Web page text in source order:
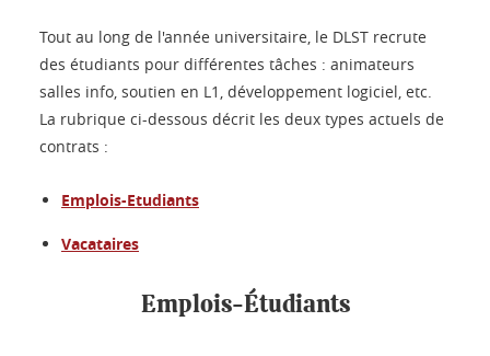
Tout au long de l'année universitaire, le DLST recrute
des étudiants pour différentes tâches : animateurs
salles info, soutien en L1, développement logiciel, etc.
La rubrique ci-dessous décrit les deux types actuels de
contrats :
Emplois-Etudiants
Vacataires
Emplois-Étudiants